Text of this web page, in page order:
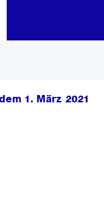
1. März 2021